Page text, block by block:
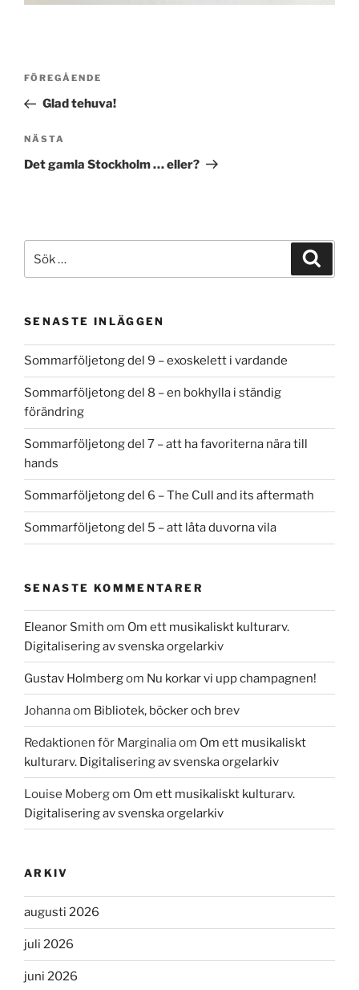
Inläggsnavigering
Föregående
inlägg
FÖREGÅENDE
Glad tehuva!
Nästa
inlägg
NÄSTA
Det gamla Stockholm … eller?
efter:
SENASTE INLÄGGEN
Sommarföljetong del 9 – exoskelett i vardande
Sommarföljetong del 8 – en bokhylla i ständig
förändring
Sommarföljetong del 7 – att ha favoriterna nära till
hands
Sommarföljetong del 6 – The Cull and its aftermath
Sommarföljetong del 5 – att låta duvorna vila
SENASTE KOMMENTARER
Eleanor Smith om Om ett musikaliskt kulturarv.
Digitalisering av svenska orgelarkiv
Gustav Holmbergom Nu korkar vi upp champagnen!
Johannaom Bibliotek, böcker och brev
Redaktionen för Marginaliaom Om ett musikaliskt
kulturarv. Digitalisering av svenska orgelarkiv
Louise Mobergom Om ett musikaliskt kulturarv.
Digitalisering av svenska orgelarkiv
ARKIV
augusti 2026
juli 2026
juni 2026